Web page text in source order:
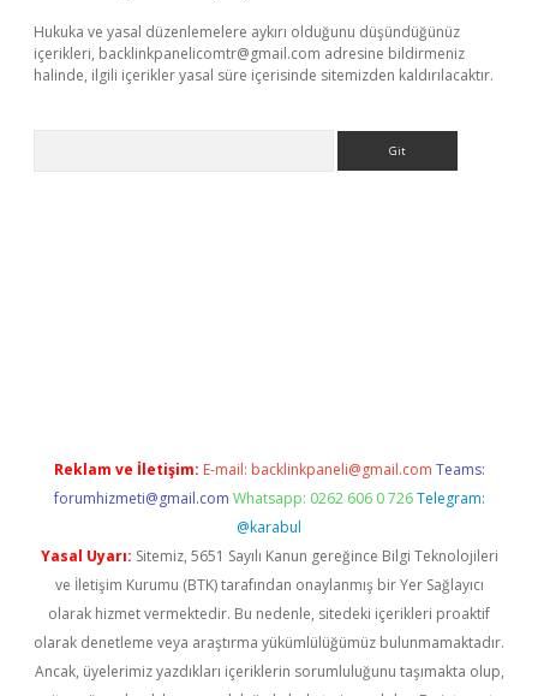
Hukuka ve yasal düzenlemelere aykırı olduğunu düşündüğünüz
içerikleri, backlinkpanelicomtr@gmail.com adresine bildirmeniz
halinde, ilgili içerikler yasal süre içerisinde sitemizden kaldırılacaktır.
Reklam ve İletişim: E-mail: backlinkpaneli@gmail.com Teams:
forumhizmeti@gmail.com Whatsapp: 0262 606 0 726 Telegram:
@karabul
Yasal Uyarı: Sitemiz, 5651 Sayılı Kanun gereğince Bilgi Teknolojileri
ve İletişim Kurumu (BTK) tarafından onaylanmış bir Yer Sağlayıcı
olarak hizmet vermektedir. Bu nedenle, sitedeki içerikleri proaktif
olarak denetleme veya araştırma yükümlülüğümüz bulunmamaktadır.
Ancak, üyelerimiz yazdıkları içeriklerin sorumluluğunu taşımakta olup,